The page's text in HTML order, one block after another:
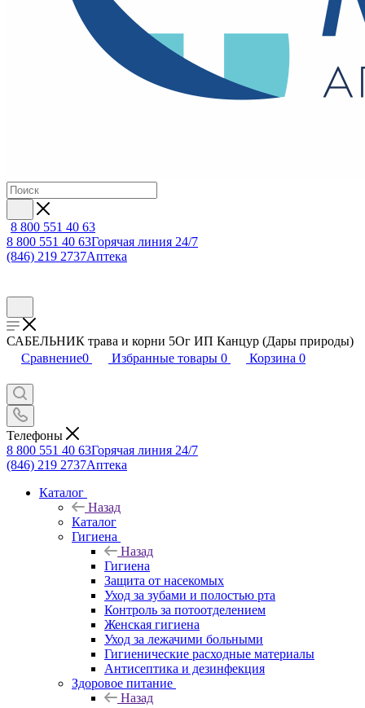
8 800 551 40 63
8 800 551 40 63Горячая линия 24/7
(846) 219 2737Аптека
САБЕЛЬНИК трава и корни 5Ог ИП Канцур (Дары природы)
Сравнение0 Избранные товары 0 Корзина 0
Телефоны
8 800 551 40 63Горячая линия 24/7
(846) 219 2737Аптека
Каталог
Назад
Каталог
Гигиена
Назад
Гигиена
Защита от насекомых
Уход за зубами и полостью рта
Контроль за потоотделением
Женская гигиена
Уход за лежачими больными
Гигиенические расходные материалы
Антисептика и дезинфекция
Здоровое питание
Назад